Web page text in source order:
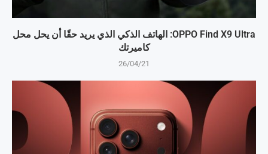
OPPO Find X9 Ultra: الهاتف الذكي الذي يريد حقًا أن يحل محل
كاميرتك
26/04/21